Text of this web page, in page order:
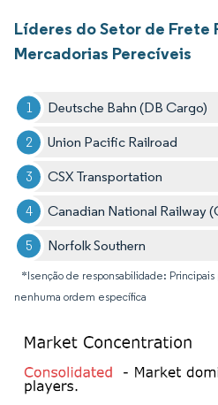
Líderes do Setor de Frete
Mercadorias Perecíveis
Deutsche Bahn (DB Cargo)
Union Pacific Railroad
CSX Transportation
Canadian National Railway
Norfolk Southern
*Isenção de responsabilidade:
nenhuma ordem específica